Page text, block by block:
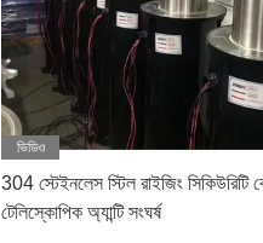
ভিডিও
304 স্টেইনলেস স্টিল রাইজিং সিকিউরিটি
টেলিস্কোপিক অ্যান্টি সংঘর্ষ